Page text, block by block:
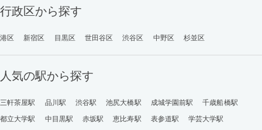
行政区から探す
港区 新宿区 目黒区 世田谷区 渋谷区 中野区 杉並区
人気の駅から探す
三軒茶屋駅 品川駅 渋谷駅 池尻大橋駅 成城学園前駅
千歳船橋駅
都立大学駅
中目黒駅 赤坂駅 恵比寿駅 表参道駅
学芸大学駅